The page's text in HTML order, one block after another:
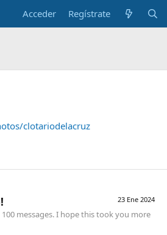
Acceder Regístrate
clotariodelacruz
23 Ene 2024
messages. I hope this took you more